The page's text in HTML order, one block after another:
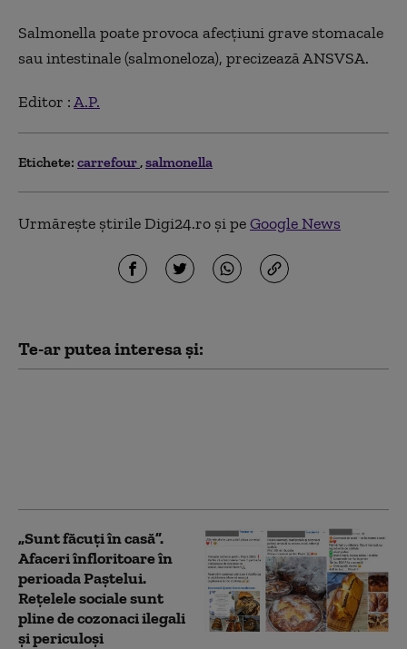
Salmonella poate provoca afecţiuni grave stomacale
sau intestinale (salmoneloza), precizează ANSVSA.
Editor :A.P.
Etichete: carrefour salmonella
Urmărește știrile Digi24.ro și peGoogle News
Te-ar putea interesa și:
„Sunt făcuți în casă”.
Afaceri înfloritoare în
perioada Paștelui.
Rețelele sociale sunt
pline de cozonaci ilegali
și periculoși